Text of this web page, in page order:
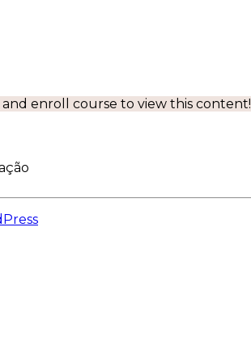
and enroll course to view this content!